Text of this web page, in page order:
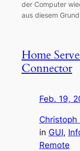
der Computer
aus diesem
Home
Connector
Feb. 19,
Christoph
in GUI,
Remote